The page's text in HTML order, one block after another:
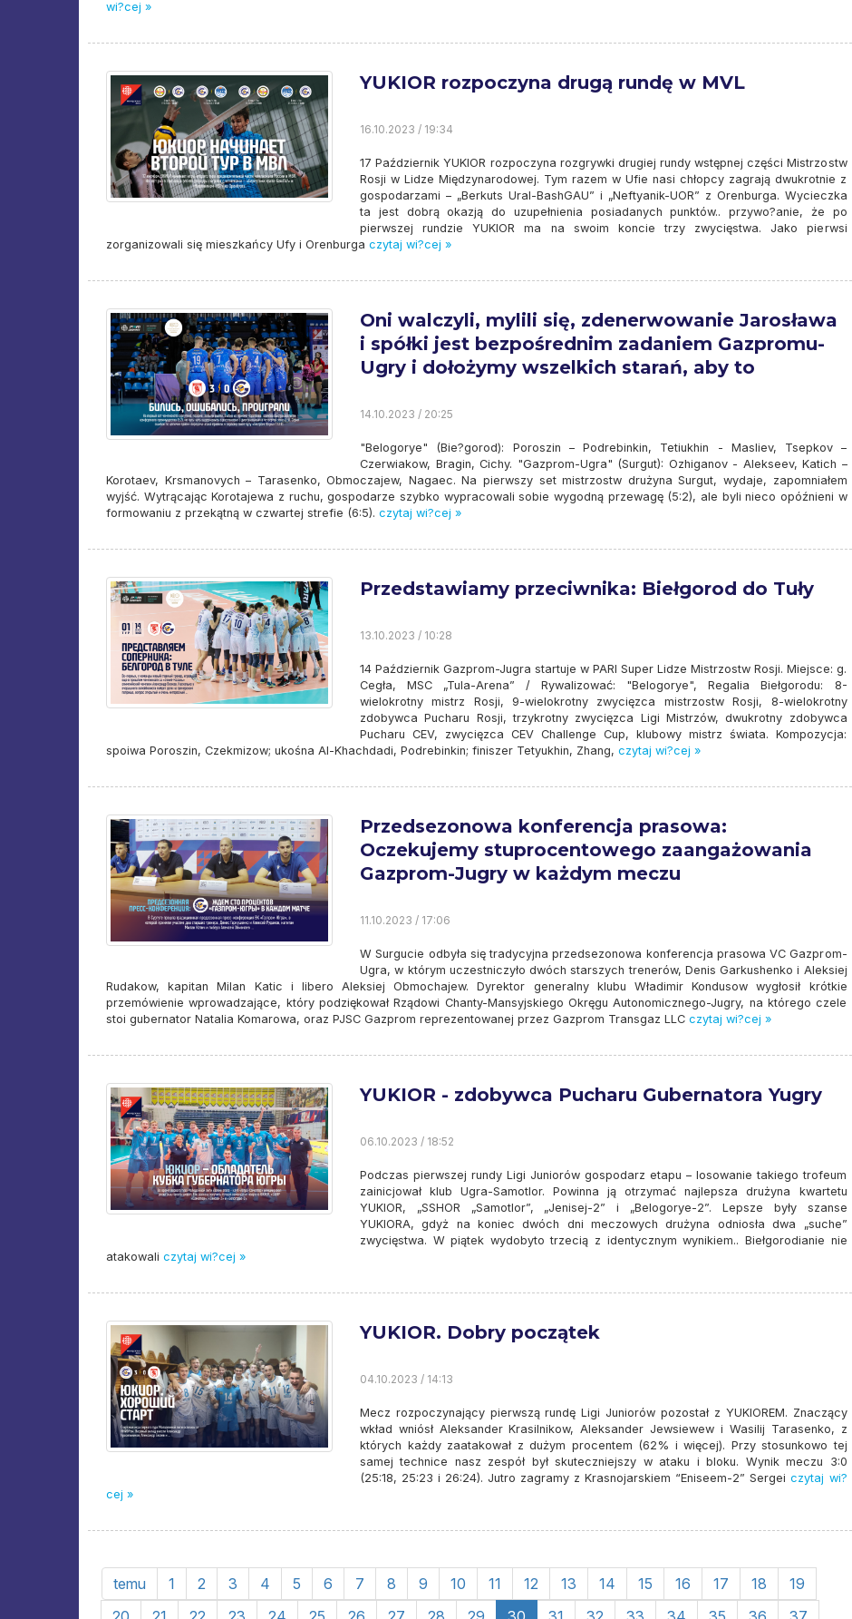
wi?cej »
YUKIOR rozpoczyna drugą rundę w MVL
16.10.2023 / 19:34
17 Październik YUKIOR rozpoczyna rozgrywki drugiej rundy wstępnej części Mistrzostw
Rosji w Lidze Międzynarodowej. Tym razem w Ufie nasi chłopcy zagrają dwukrotnie z
gospodarzami – „Berkuts Ural-BashGAU” i „Neftyanik-UOR” z Orenburga. Wycieczka
ta jest dobrą okazją do uzupełnienia posiadanych punktów.. przywo?anie, że po
pierwszej rundzie YUKIOR ma na swoim koncie trzy zwycięstwa. Jako pierwsi
zorganizowali się mieszkańcy Ufy i Orenburga czytaj wi?cej »
Oni walczyli, mylili się, zdenerwowanie Jarosława
i spółki jest bezpośrednim zadaniem Gazpromu-
Ugry i dołożymy wszelkich starań, aby to
14.10.2023 / 20:25
"Belogorye" (Bie?gorod): Poroszin – Podrebinkin, Tetiukhin - Masliev, Tsepkov –
Czerwiakow, Bragin, Cichy. "Gazprom-Ugra" (Surgut): Ozhiganov - Alekseev, Katich –
Korotaev, Krsmanovych – Tarasenko, Obmoczajew, Nagaec. Na pierwszy set mistrzostw drużyna Surgut, wydaje, zapomniałem
wyjść. Wytrącając Korotajewa z ruchu, gospodarze szybko wypracowali sobie wygodną przewagę (5:2), ale byli nieco opóźnieni w
formowaniu z przekątną w czwartej strefie (6:5). czytaj wi?cej »
Przedstawiamy przeciwnika: Biełgorod do Tuły
13.10.2023 / 10:28
14 Październik Gazprom-Jugra startuje w PARI Super Lidze Mistrzostw Rosji. Miejsce: g.
Cegła, MSC „Tula-Arena” / Rywalizować: "Belogorye", Regalia Biełgorodu: 8-
wielokrotny mistrz Rosji, 9-wielokrotny zwycięzca mistrzostw Rosji, 8-wielokrotny
zdobywca Pucharu Rosji, trzykrotny zwycięzca Ligi Mistrzów, dwukrotny zdobywca
Pucharu CEV, zwycięzca CEV Challenge Cup, klubowy mistrz świata. Kompozycja:
spoiwa Poroszin, Czekmizow; ukośna Al-Khachdadi, Podrebinkin; finiszer Tetyukhin, Zhang, czytaj wi?cej »
Przedsezonowa konferencja prasowa:
Oczekujemy stuprocentowego zaangażowania
Gazprom-Jugry w każdym meczu
11.10.2023 / 17:06
W Surgucie odbyła się tradycyjna przedsezonowa konferencja prasowa VC Gazprom-
Ugra, w którym uczestniczyło dwóch starszych trenerów, Denis Garkushenko i Aleksiej
Rudakow, kapitan Milan Katic i libero Aleksiej Obmochajew. Dyrektor generalny klubu Władimir Kondusow wygłosił krótkie
przemówienie wprowadzające, który podziękował Rządowi Chanty-Mansyjskiego Okręgu Autonomicznego-Jugry, na którego czele
stoi gubernator Natalia Komarowa, oraz PJSC Gazprom reprezentowanej przez Gazprom Transgaz LLC czytaj wi?cej »
YUKIOR - zdobywca Pucharu Gubernatora Yugry
06.10.2023 / 18:52
Podczas pierwszej rundy Ligi Juniorów gospodarz etapu – losowanie takiego trofeum
zainicjował klub Ugra-Samotlor. Powinna ją otrzymać najlepsza drużyna kwartetu
YUKIOR, „SSHOR „Samotlor”, „Jenisej-2” i „Belogorye-2”. Lepsze były szanse
YUKIORA, gdyż na koniec dwóch dni meczowych drużyna odniosła dwa „suche”
zwycięstwa. W piątek wydobyto trzecią z identycznym wynikiem.. Biełgorodianie nie
atakowali czytaj wi?cej »
YUKIOR. Dobry początek
04.10.2023 / 14:13
Mecz rozpoczynający pierwszą rundę Ligi Juniorów pozostał z YUKIOREM. Znaczący
wkład wniósł Aleksander Krasilnikow, Aleksander Jewsiewew i Wasilij Tarasenko, z
których każdy zaatakował z dużym procentem (62% i więcej). Przy stosunkowo tej
samej technice nasz zespół był skuteczniejszy w ataku i bloku. Wynik meczu 3:0
(25:18, 25:23 i 26:24). Jutro zagramy z Krasnojarskiem “Eniseem-2” Sergei czytaj wi?
cej »
temu 1 2 3 4 5 6 7 8 9 10 11 12 13 14 15 16 17 18
19